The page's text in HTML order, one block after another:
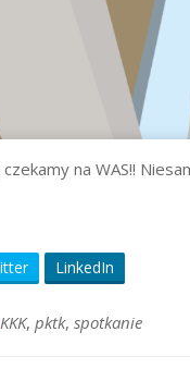
na WAS!!
LinkedIn
KKK, pktk, spotkanie